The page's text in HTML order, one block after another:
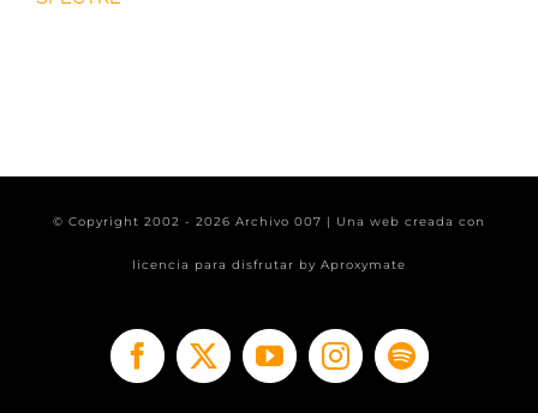
© Copyright 2002 - 2026 Archivo 007 | Una web creada con
licencia para disfrutar by Aproxymate
Facebook
X YouTubeInstagramSpotify